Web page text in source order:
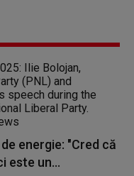
energie: "Cred că
este un...